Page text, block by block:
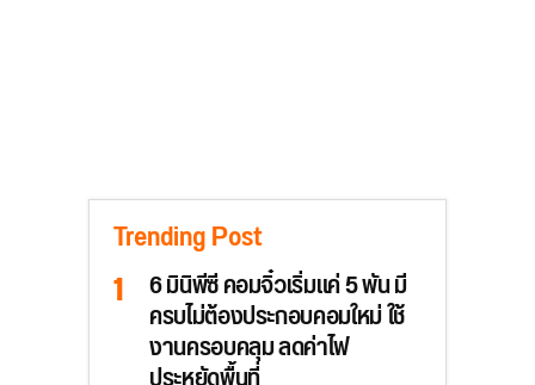
Trending Post
6 มินิพีซี คอมจิ๋วเริ่มแค่ 5 พัน มี
ครบไม่ต้องประกอบคอมใหม่ ใช้
งานครอบคลุม ลดค่าไฟ